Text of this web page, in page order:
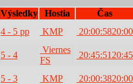
Výsledky Hostia
Čas
4 - 5 pp KMP 20:00:5820:00
5 - 4
Viernes
FS
20:45:51 20:45
5 - 3 KMP 20:00:3820:00